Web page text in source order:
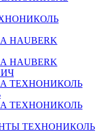
HAUBERK
HAUBERK
ТЕХНОНИКОЛЬ
ТЕХНОНИКОЛЬ
ТЕХНОНИКОЛЬ